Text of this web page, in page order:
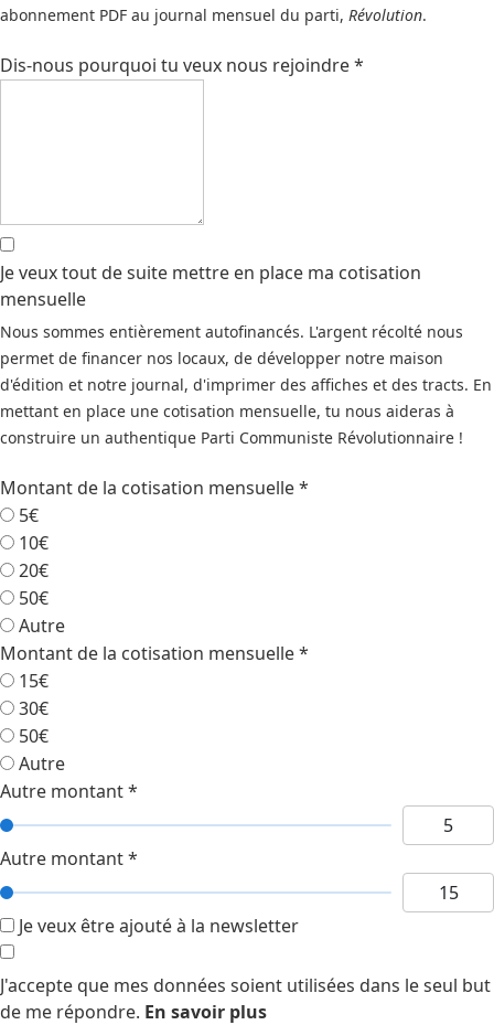
abonnement PDF au journal mensuel du parti, Révolution.
Dis-nous pourquoi tu veux nous rejoindre*
Je veux tout de suite mettre en place ma cotisation
mensuelle
Nous sommes entièrement autofinancés. L'argent récolté nous
permet de financer nos locaux, de développer notre maison
d'édition et notre journal, d'imprimer des affiches et des tracts. En
mettant en place une cotisation mensuelle, tu nous aideras à
construire un authentique Parti Communiste Révolutionnaire !
Montant de la cotisation mensuelle*
5€
10€
20€
50€
Autre
Montant de la cotisation mensuelle*
15€
30€
50€
Autre
Autre montant*
Autre montant*
Je veux être ajouté à la newsletter
J'accepte que mes données soient utilisées dans le seul but
de me répondre. En savoir plus